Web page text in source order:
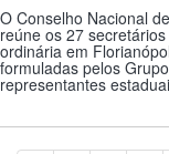
O Conselho Nacional
reúne os 27
ordinária em
formuladas pelos
representantes